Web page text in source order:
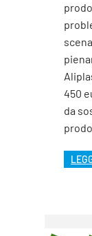
450
da